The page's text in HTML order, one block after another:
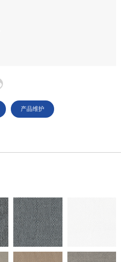
产品维护